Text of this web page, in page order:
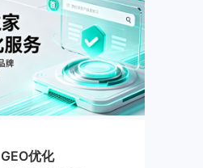
GEO优化